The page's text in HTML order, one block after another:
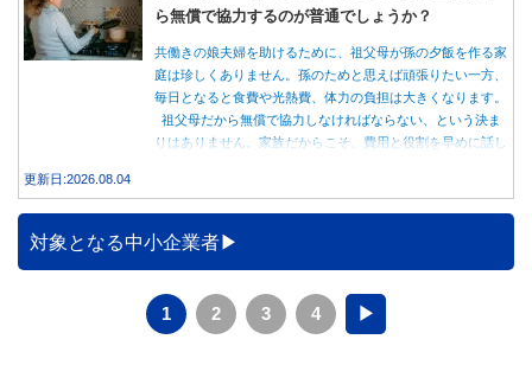
ら無償で協力するのが普通でしょうか？
共働きの娘夫婦を助けるために、祖父母が孫の夕飯を作る家
庭は珍しくありません。孫のためと思えば頑張りたい一方、
毎日となると食費や光熱費、体力の負担は大きくなります。
祖父母だから無償で協力しなければならない、という決ま
りはありません。家族だからこそ、費用と役割を早めに話し
更新日:2026.08.04
対象となる中小企業者
1 2 3 4 ▶